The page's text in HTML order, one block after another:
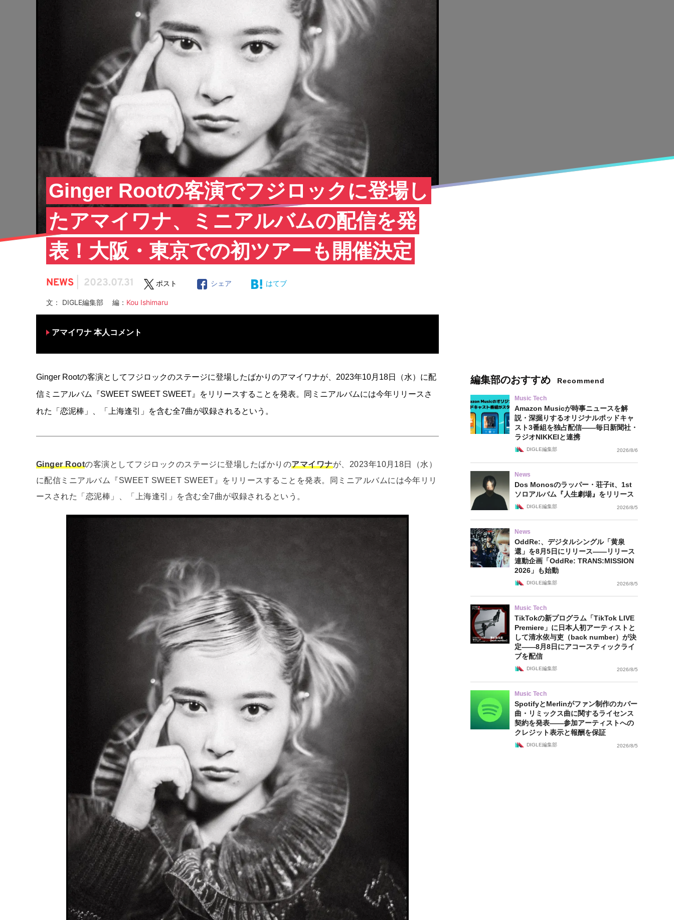
Ginger Rootの客演でフジロックに登場し
たアマイワナ、ミニアルバムの配信を発
表！大阪・東京での初ツアーも開催決定
NEWS 2023.07.31 ポスト シェア はてブ
文： DIGLE編集部 編： Kou Ishimaru
アマイワナ 本人コメント
Ginger Rootの客演としてフジロックのステージに登場したばかりのアマイワナが、2023年10月18日（水）に配
信ミニアルバム『SWEET SWEET SWEET』をリリースすることを発表。同ミニアルバムには今年リリースさ
れた「恋泥棒」、「上海逢引」を含む全7曲が収録されるという。
Ginger Rootの客演としてフジロックのステージに登場したばかりのアマイワナが、2023年10月18日（水）
に配信ミニアルバム『SWEET SWEET SWEET』をリリースすることを発表。同ミニアルバムには今年リリ
ースされた「恋泥棒」、「上海逢引」を含む全7曲が収録されるという。
編集部のおすすめ Recommend
Music Tech
Amazon Musicが時事ニュースを解
説・深掘りするオリジナルポッドキャ
スト3番組を独占配信——毎日新聞社・
ラジオNIKKEIと連携
DIGLE編集部 2026/8/6
News
Dos Monosのラッパー・荘子it、1st
ソロアルバム『人生劇場』をリリース
DIGLE編集部 2026/8/5
News
OddRe:、デジタルシングル「黄泉
還」を8月5日にリリース——リリース
連動企画「OddRe: TRANS:MISSION
2026」も始動
DIGLE編集部 2026/8/5
Music Tech
TikTokの新プログラム「TikTok LIVE
Premiere」に日本人初アーティストと
して清水依与吏（back number）が決
定——8月8日にアコースティックライ
ブを配信
DIGLE編集部 2026/8/5
Music Tech
SpotifyとMerlinがファン制作のカバー
曲・リミックス曲に関するライセンス
契約を発表——参加アーティストへの
クレジット表示と報酬を保証
DIGLE編集部 2026/8/5